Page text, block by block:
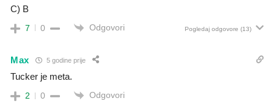
C) B
7 0 Odgovori Pogledaj odgovore (13)
Max 5 godine prije
Tucker je meta.
2 0 Odgovori